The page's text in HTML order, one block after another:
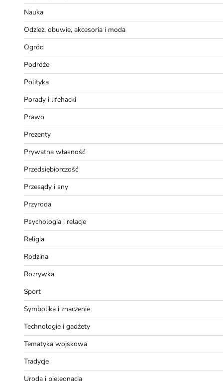
Nauka
Odzież, obuwie, akcesoria i moda
Ogród
Podróże
Polityka
Porady i lifehacki
Prawo
Prezenty
Prywatna własność
Przedsiębiorczość
Przesądy i sny
Przyroda
Psychologia i relacje
Religia
Rodzina
Rozrywka
Sport
Symbolika i znaczenie
Technologie i gadżety
Tematyka wojskowa
Tradycje
Uroda i pielęgnacja